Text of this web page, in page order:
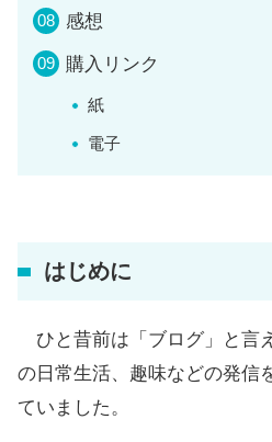
感想
購入リンク
紙
電子
はじめに
ひと昔前は「ブログ」と言
の日常生活、趣味などの発信
ていました。